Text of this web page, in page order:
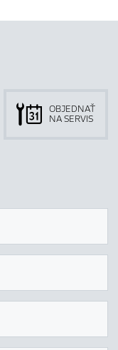
OBJEDNAŤ
NA SERVIS